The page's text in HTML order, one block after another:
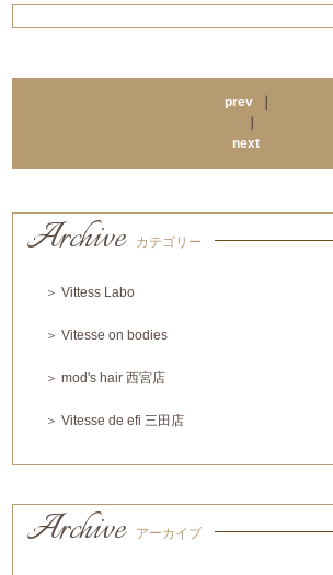
prev
next
Archive カテゴリー
＞ Vittess Labo
＞ Vitesse on bodies
＞ mod's hair 西宮店
＞ Vitesse de efi 三田店
Archive アーカイブ